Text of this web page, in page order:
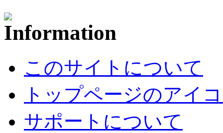
このサイトについて
トップページのアイ
サポートについて